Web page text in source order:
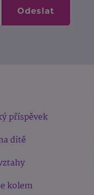
Odeslat
příspěvek
dítě
kolem